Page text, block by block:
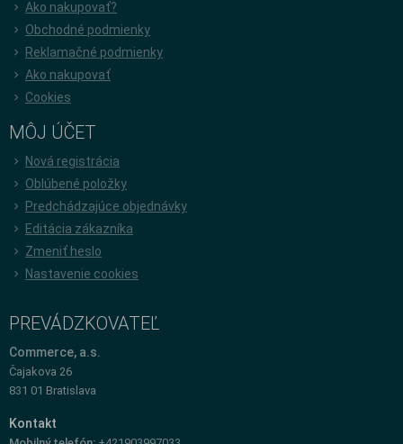
Ako nakupovať?
Obchodné podmienky
Reklamačné podmienky
Ako nakupovať
Cookies
MÔJ ÚČET
Nová registrácia
Oblúbené položky
Predchádzajúce objednávky
Editácia zákazníka
Zmeniť heslo
Nastavenie cookies
PREVÁDZKOVATEĽ
Commerce, a.s.
Čajakova 26
831 01 Bratislava
Kontakt